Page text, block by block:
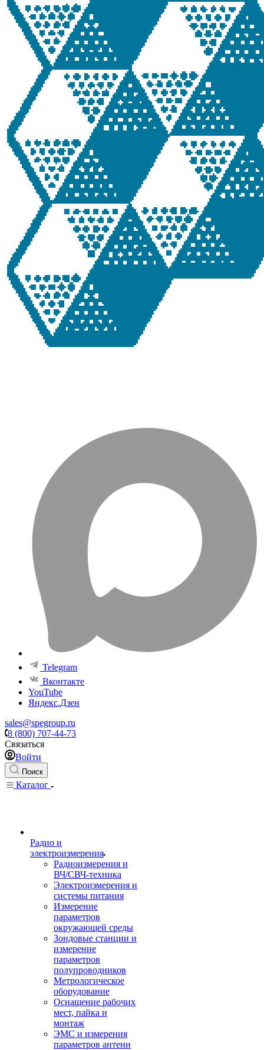
Telegram
Вконтакте
YouTube
Яндекс.Дзен
sales@spegroup.ru
8 (800) 707-44-73
Связаться
Войти
Поиск
Каталог
Радио и
электроизмерения
Радиоизмерения и
ВЧ/СВЧ-техника
Электроизмерения и
системы питания
Измерение
параметров
окружающей среды
Зондовые станции и
измерение
параметров
полупроводников
Метрологическое
оборудование
Оснащение рабочих
мест, пайка и
монтаж
ЭМС и измерения
параметров антенн